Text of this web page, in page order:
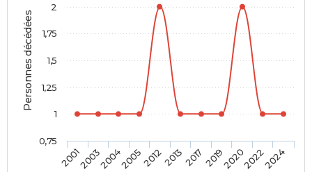
Personnes décédées
20012003200420052012201320172019202020222024
0,75
1
1,25
1,5
1,75
2